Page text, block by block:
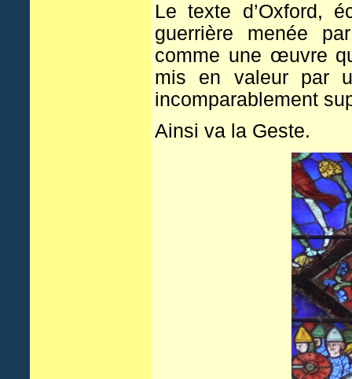
Le texte d’Oxford,
guerrière menée
comme une œuvre
mis en valeur par
incomparablement
Ainsi va la Geste.